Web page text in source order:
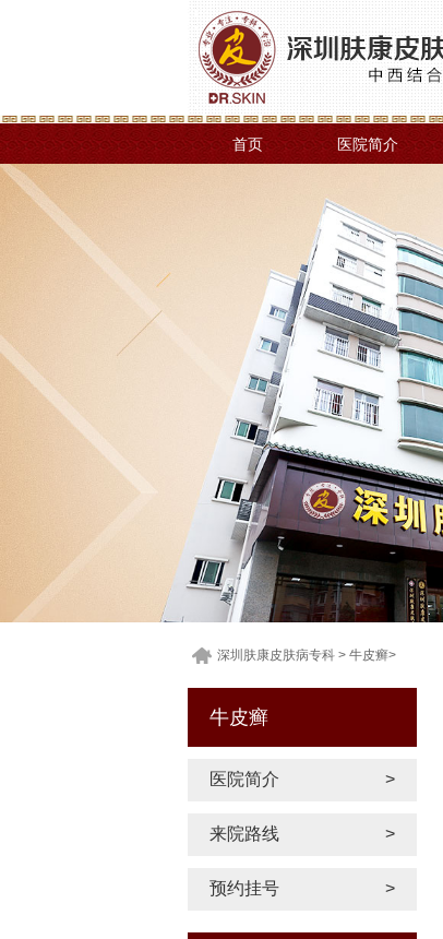
首页 医院简介
深圳肤康皮肤病专科 > 牛皮癣>
牛皮癣
医院简介 >
来院路线 >
预约挂号 >